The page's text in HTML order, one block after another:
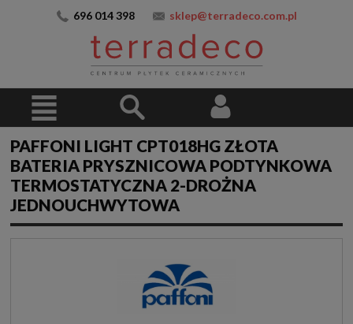
696 014 398 sklep@terradeco.com.pl
PAFFONI LIGHT CPT018HG ZŁOTA
BATERIA PRYSZNICOWA PODTYNKOWA
TERMOSTATYCZNA 2-DROŻNA
JEDNOUCHWYTOWA